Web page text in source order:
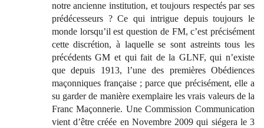
notre ancienne institution, et toujours respectés par ses
prédécesseurs ? Ce qui intrigue depuis toujours le
monde lorsqu’il est question de FM, c’est précisément
cette discrétion, à laquelle se sont astreints tous les
précédents GM et qui fait de la GLNF, qui n’existe
que depuis 1913, l’une des premières Obédiences
maçonniques française ; parce que précisément, elle a
su garder de manière exemplaire les vrais valeurs de la
Franc Maçonnerie. Une Commission Communication
vient d’être créée en Novembre 2009 qui siégera le 3